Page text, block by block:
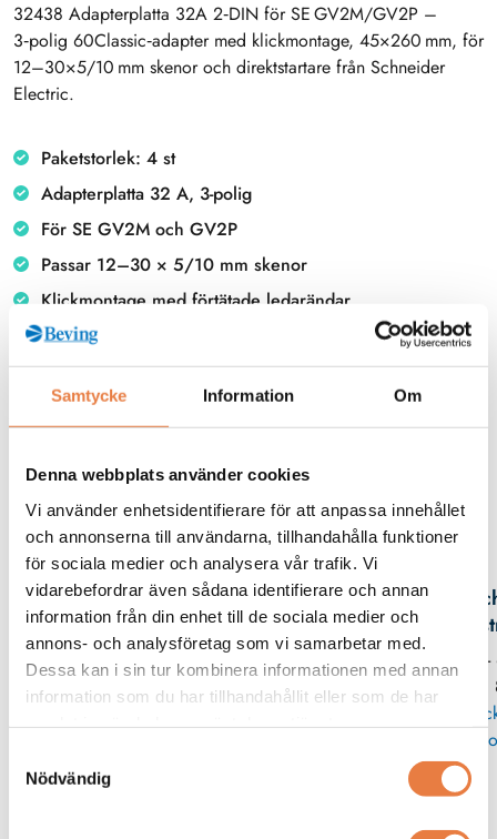
Samtycke Information Om
Denna webbplats använder cookies
Vi använder enhetsidentifierare för att anpassa innehållet
och annonserna till användarna, tillhandahålla funktioner
för sociala medier och analysera vår trafik. Vi
vidarebefordrar även sådana identifierare och annan
information från din enhet till de sociala medier och
annons- och analysföretag som vi samarbetar med.
Dessa kan i sin tur kombinera informationen med annan
information som du har tillhandahållit eller som de har
Nödvändig
32438 Adapterplatta 32A 2‑DIN för SE GV2M/GV2P –
3‑polig 60Classic‑adapter med klickmontage, 45×260 mm, för
12–30×5/10 mm skenor och direktstartare från Schneider
Electric.
Paketstorlek: 4 st
Adapterplatta 32 A, 3-polig
För SE GV2M och GV2P
Passar 12–30 × 5/10 mm skenor
Klickmontage med förtätade ledarändar
Beskrivning
Kontaktperson
08